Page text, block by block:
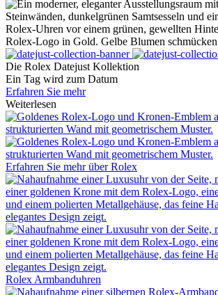
Die Rolex Datejust Kollektion
Ein Tag wird zum Datum
Erfahren Sie mehr
Weiterlesen
Erfahren Sie mehr überRolex
Rolex Armbanduhren